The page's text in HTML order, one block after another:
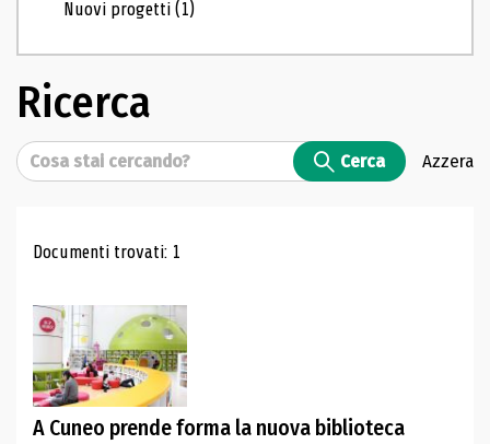
Nuovi progetti(1)
Ricerca
Cerca Cerca Azzera
Risultati di ricerca
Documenti trovati: 1
A Cuneo prende forma la nuova biblioteca